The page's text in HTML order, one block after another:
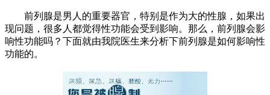
前列腺是男人的重要器官，特别是作为大的性腺，如果出
现问题，很多人都觉得性功能会受到影响。那么，前列腺会影
响性功能吗？下面就由我院医生来分析下前列腺是如何影响性
功能的。